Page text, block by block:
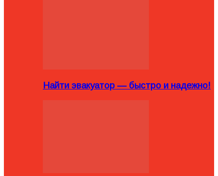
Найти эвакуатор — быстро и надежно!